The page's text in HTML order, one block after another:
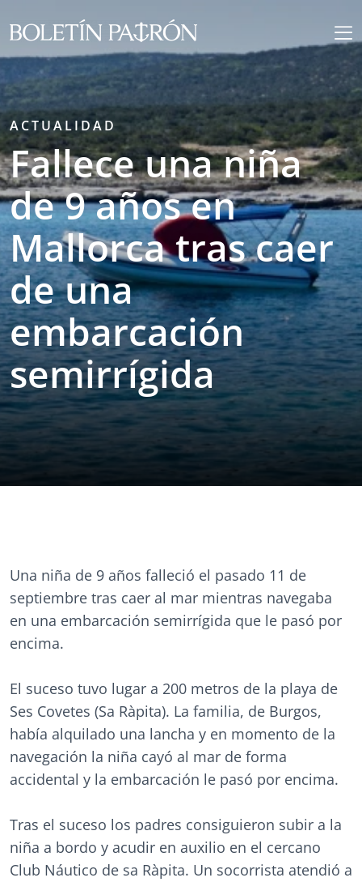
ACTUALIDAD
Fallece una niña
de 9 años en
Mallorca tras caer
de una
embarcación
semirrígida
Una niña de 9 años falleció el pasado 11 de
septiembre tras caer al mar mientras navegaba
en una embarcación semirrígida que le pasó por
encima.
El suceso tuvo lugar a 200 metros de la playa de
Ses Covetes (Sa Ràpita). La familia, de Burgos,
había alquilado una lancha y en momento de la
navegación la niña cayó al mar de forma
accidental y la embarcación le pasó por encima.
Tras el suceso los padres consiguieron subir a la
niña a bordo y acudir en auxilio en el cercano
Club Náutico de sa Ràpita. Un socorrista atendió a